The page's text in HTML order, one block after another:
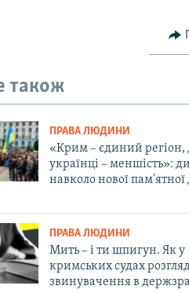
також
ПРАВА ЛЮДИНИ
«Крим – єдиний регіон,
українці – меншість»:
навколо нової пам'ятної
ПРАВА ЛЮДИНИ
Мить – і ти шпигун. Як у
кримських судах
звинувачення в